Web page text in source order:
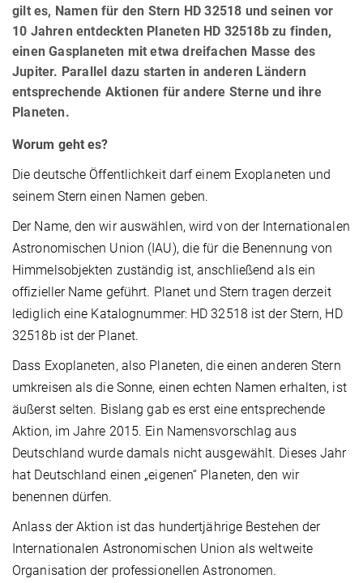
gilt es, Namen für den Stern HD 32518 und seinen vor
10 Jahren entdeckten Planeten HD 32518b zu finden,
einen Gasplaneten mit etwa dreifachen Masse des
Jupiter. Parallel dazu starten in anderen Ländern
entsprechende Aktionen für andere Sterne und ihre
Planeten.
Worum geht es?
Die deutsche Öffentlichkeit darf einem Exoplaneten und
seinem Stern einen Namen geben.
Der Name, den wir auswählen, wird von der Internationalen
Astronomischen Union (IAU), die für die Benennung von
Himmelsobjekten zuständig ist, anschließend als ein
offizieller Name geführt. Planet und Stern tragen derzeit
lediglich eine Katalognummer: HD 32518 ist der Stern, HD
32518b ist der Planet.
Dass Exoplaneten, also Planeten, die einen anderen Stern
umkreisen als die Sonne, einen echten Namen erhalten, ist
äußerst selten. Bislang gab es erst eine entsprechende
Aktion, im Jahre 2015. Ein Namensvorschlag aus
Deutschland wurde damals nicht ausgewählt. Dieses Jahr
hat Deutschland einen „eigenen“ Planeten, den wir
benennen dürfen.
Anlass der Aktion ist das hundertjährige Bestehen der
Internationalen Astronomischen Union als weltweite
Organisation der professionellen Astronomen.